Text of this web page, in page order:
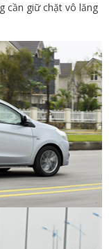
cần giữ chặt vô lăng